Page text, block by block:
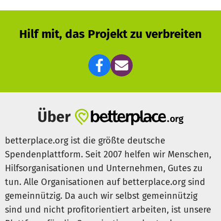
Jeder Beitrag – groß oder klein macht einen Unterschied.
„Du wirst gesehen. Du bist nicht allein.“
Hilf uns, Kindern im Krankenhaus ein Weihnachten voller
Wärme, Hoffnung und Lächeln zu schenken.
Hilf mit, das Projekt zu verbreiten
Über
betterplace.org ist die größte deutsche
Spendenplattform. Seit 2007 helfen wir Menschen,
Hilfsorganisationen und Unternehmen, Gutes zu
tun. Alle Organisationen auf betterplace.org sind
gemeinnützig. Da auch wir selbst gemeinnützig
sind und nicht profitorientiert arbeiten, ist unsere